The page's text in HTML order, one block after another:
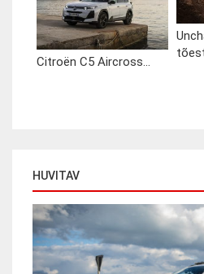
Citroën C5 Aircross...
HUVITAV